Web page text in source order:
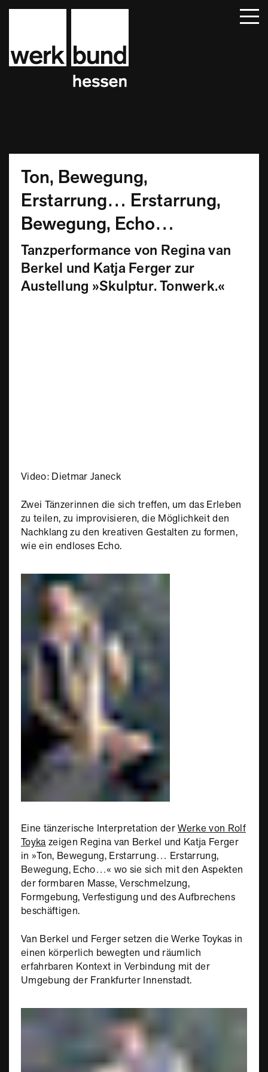
Beiträge
Kontakt
Ton, Bewegung,
Erstarrung… Erstarrung,
Bewegung, Echo…
Tanzperformance von Regina van
Berkel und Katja Ferger zur
Austellung »Skulptur. Tonwerk.«
Video: Dietmar Janeck
Zwei Tänzerinnen die sich treffen, um das Erleben
zu teilen, zu improvisieren, die Möglichkeit den
Nachklang zu den kreativen Gestalten zu formen,
wie ein endloses Echo.
Eine tänzerische Interpretation derWerke von Rolf
Toykazeigen Regina van Berkel und Katja Ferger
in »Ton, Bewegung, Erstarrung… Erstarrung,
Bewegung, Echo…« wo sie sich mit den Aspekten
der formbaren Masse, Verschmelzung,
Formgebung, Verfestigung und des Aufbrechens
beschäftigen.
Van Berkel und Ferger setzen die Werke Toykas in
einen körperlich bewegten und räumlich
erfahrbaren Kontext in Verbindung mit der
Umgebung der Frankfurter Innenstadt.